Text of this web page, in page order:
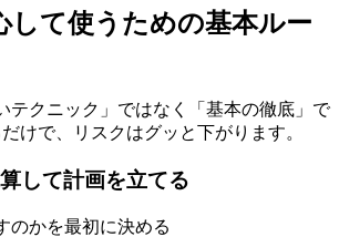
して使うための基本ルー
テクニック」ではなく「基本の徹底」で
けで、リスクはグッと下がります。
して計画を立てる
のかを最初に決める